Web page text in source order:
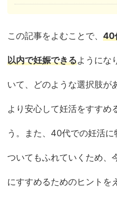
この記事をよむことで、 40
以内で妊娠できるようにな
いて、どのような選択肢が
より安心して妊活をすすめ
う。また、40代での妊活
ついてもふれていくため、
にすすめるためのヒントを